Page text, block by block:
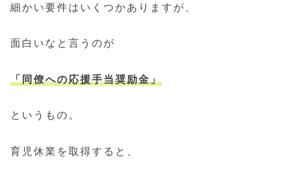
細かい要件はいくつかありますが、
面白いなと言うのが
「同僚への応援手当奨励金」
というもの。
育児休業を取得すると、